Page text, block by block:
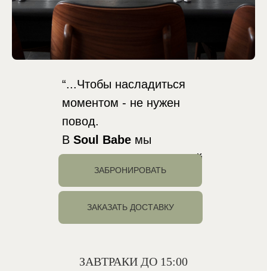
“...Чтобы насладиться
моментом - не нужен
повод.
В Soul Babe мы
празднуем жизнь каждый
день! „ЗАБРОНИРОВАТЬ
ЗАКАЗАТЬ ДОСТАВКУ
ЗАВТРАКИ ДО 15:00